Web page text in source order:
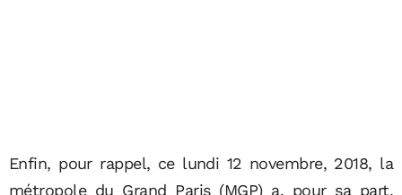
Enfin, pour rappel, ce lundi 12 novembre, 2018, la
métropole du Grand Paris (MGP) a, pour sa part,